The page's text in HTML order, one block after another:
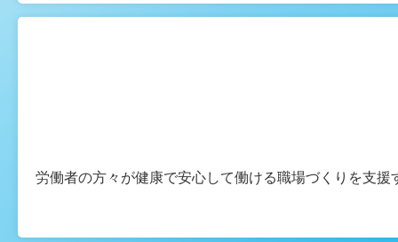
労働者の方々が健康で安心して働ける職場づくりを支